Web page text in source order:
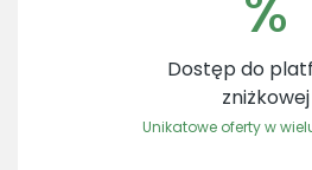
Dostęp do
zniżkowej
Unikatowe oferty w